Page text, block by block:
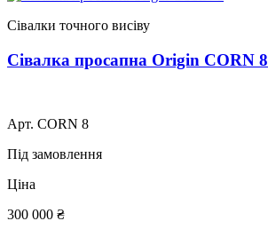
Сівалки точного висіву
Сівалка просапна Origin CORN 8
Арт. CORN 8
Під замовлення
Ціна
300 000 ₴